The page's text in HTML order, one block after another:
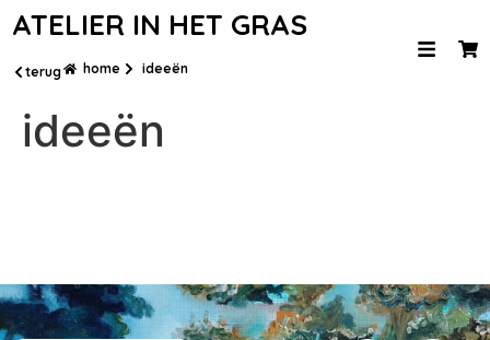
ATELIER IN HET GRAS
terug home ideeën
ideeën